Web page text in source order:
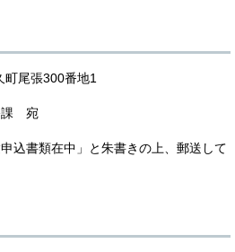
尾張300番地1
課 宛
書類在中」と朱書きの上、郵送して